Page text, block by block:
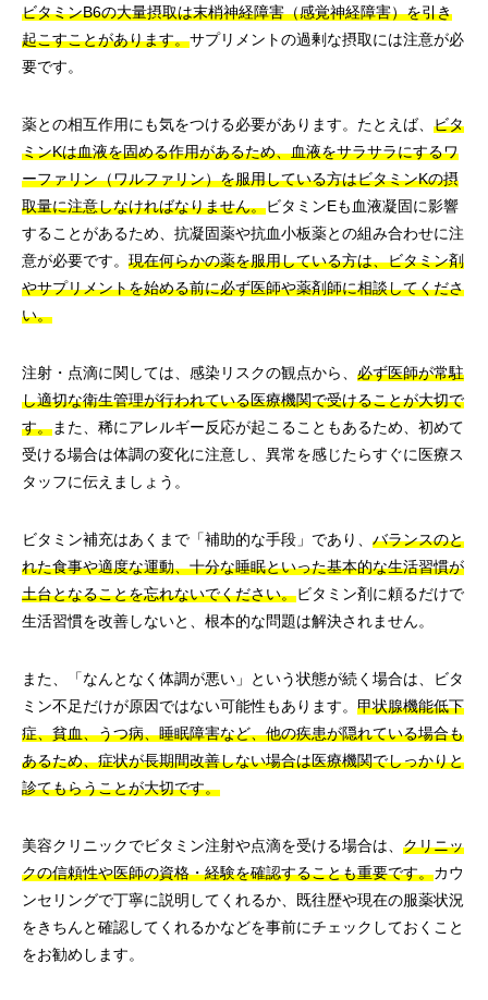
ビタミンB6の大量摂取は末梢神経障害（感覚神経障害）を引き
起こすことがあります。サプリメントの過剰な摂取には注意が必
要です。
薬との相互作用にも気をつける必要があります。たとえば、 ビタ
ミンKは血液を固める作用があるため、血液をサラサラにするワ
ーファリン（ワルファリン）を服用している方はビタミンKの摂
取量に注意しなければなりません。ビタミンEも血液凝固に影響
することがあるため、抗凝固薬や抗血小板薬との組み合わせに注
意が必要です。 現在何らかの薬を服用している方は、ビタミン剤
やサプリメントを始める前に必ず医師や薬剤師に相談してくださ
い。
注射・点滴に関しては、感染リスクの観点から、 必ず医師が常駐
し適切な衛生管理が行われている医療機関で受けることが大切で
す。また、稀にアレルギー反応が起こることもあるため、初めて
受ける場合は体調の変化に注意し、異常を感じたらすぐに医療ス
タッフに伝えましょう。
ビタミン補充はあくまで「補助的な手段」であり、 バランスのと
れた食事や適度な運動、十分な睡眠といった基本的な生活習慣が
土台となることを忘れないでください。ビタミン剤に頼るだけで
生活習慣を改善しないと、根本的な問題は解決されません。
また、「なんとなく体調が悪い」という状態が続く場合は、ビタ
ミン不足だけが原因ではない可能性もあります。 甲状腺機能低下
症、貧血、うつ病、睡眠障害など、他の疾患が隠れている場合も
あるため、症状が長期間改善しない場合は医療機関でしっかりと
診てもらうことが大切です。
美容クリニックでビタミン注射や点滴を受ける場合は、 クリニッ
クの信頼性や医師の資格・経験を確認することも重要です。カウ
ンセリングで丁寧に説明してくれるか、既往歴や現在の服薬状況
をきちんと確認してくれるかなどを事前にチェックしておくこと
をお勧めします。